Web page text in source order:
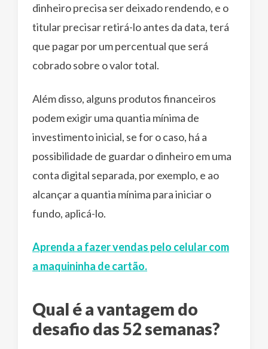
dinheiro precisa ser deixado rendendo, e o
titular precisar retirá-lo antes da data, terá
que pagar por um percentual que será
cobrado sobre o valor total.
Além disso, alguns produtos financeiros
podem exigir uma quantia mínima de
investimento inicial, se for o caso, há a
possibilidade de guardar o dinheiro em uma
conta digital separada, por exemplo, e ao
alcançar a quantia mínima para iniciar o
fundo, aplicá-lo.
Aprenda a fazer vendas pelo celular com
a maquininha de cartão.
Qual é a vantagem do
desafio das 52 semanas?